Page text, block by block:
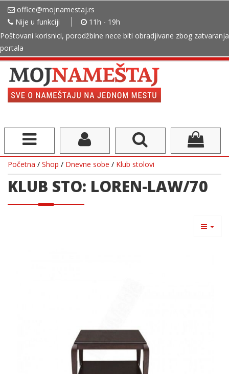
office@mojnamestaj.rs
Nije u funkciji
11h - 19h
Poštovani korisnici, porodžbine nece biti obradjivane zbog zatvaranja
portala
Početna / Shop / Dnevne sobe / Klub stolovi
KLUB STO: LOREN-LAW/70